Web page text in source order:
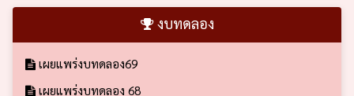
งบทดลอง
เผยแพร่งบทดลอง69
เผยแพร่งบทดลอง 68